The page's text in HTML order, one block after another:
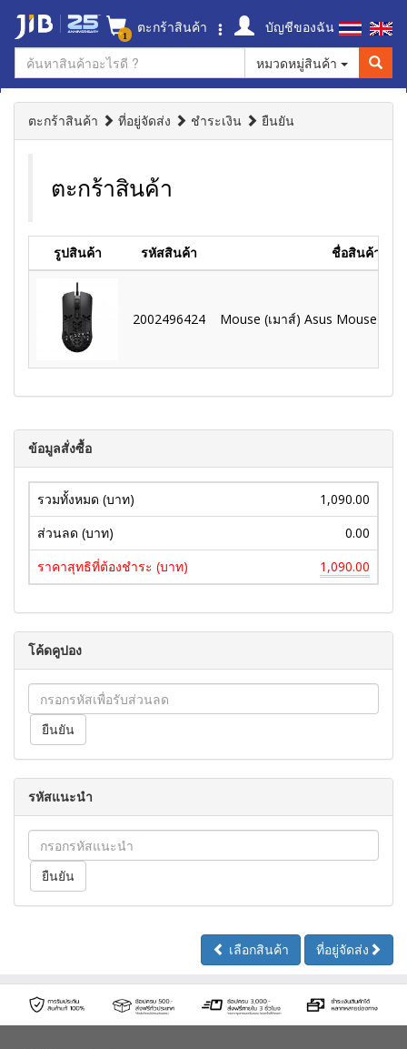
1 ตะกร้าสินค้า
บัญชีของฉัน
หมวดหมู่สินค้า
ตะกร้าสินค้า ที่อยู่จัดส่ง ชำระเงิน ยืนยัน
ตะกร้าสินค้า
รูปสินค้า รหัสสินค้า ชื่อสินค้า
2002496424 Mouse (เมาส์) Asus Mouse Tuf
ข้อมูลสั่งซื้อ
รวมทั้งหมด (บาท)
1,090.00
ส่วนลด (บาท)
0.00
ราคาสุทธิที่ต้องชำระ (บาท)
1,090.00
โค้ดคูปอง
รหัสแนะนำ
เลือกสินค้า ที่อยู่จัดส่ง